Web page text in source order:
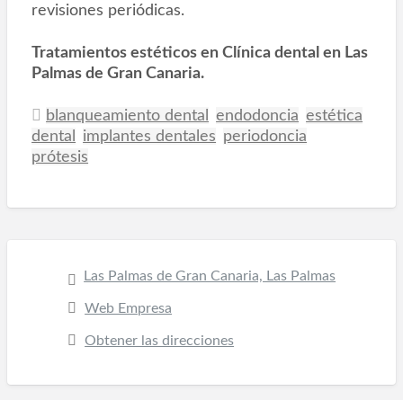
revisiones periódicas.
Tratamientos estéticos en Clínica dental en Las
Palmas de Gran Canaria.
blanqueamiento dental endodoncia estética
dental
implantes dentales periodoncia
prótesis
Las Palmas de Gran Canaria, Las Palmas
Web Empresa
Obtener las direcciones